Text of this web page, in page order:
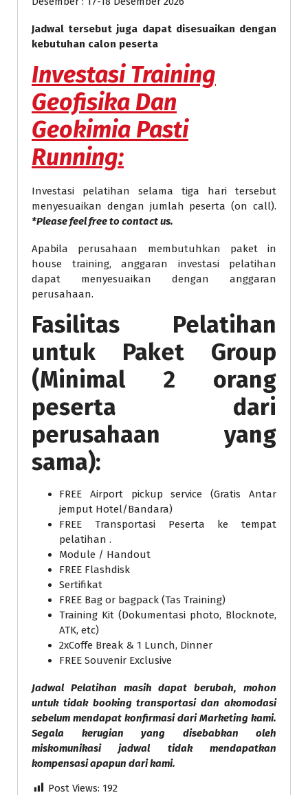
Jadwal tersebut juga dapat disesuaikan dengan
kebutuhan calon peserta
Investasi Training
Geofisika Dan
Geokimia Pasti
Running:
Investasi pelatihan selama tiga hari tersebut
menyesuaikan dengan jumlah peserta (on call).
*Please feel free to contact us.
Apabila perusahaan membutuhkan paket in
house training, anggaran investasi pelatihan
dapat menyesuaikan dengan anggaran
perusahaan.
Fasilitas Pelatihan
untuk Paket Group
(Minimal 2 orang
peserta dari
perusahaan yang
sama):
FREE Airport pickup service (Gratis Antar
jemput Hotel/Bandara)
FREE Transportasi Peserta ke tempat
pelatihan .
Module / Handout
FREE Flashdisk
Sertifikat
FREE Bag or bagpack (Tas Training)
Training Kit (Dokumentasi photo, Blocknote,
ATK, etc)
2xCoffe Break & 1 Lunch, Dinner
FREE Souvenir Exclusive
Jadwal Pelatihan masih dapat berubah, mohon
untuk tidak booking transportasi dan akomodasi
sebelum mendapat konfirmasi dari Marketing kami.
Segala kerugian yang disebabkan oleh
miskomunikasi jadwal tidak mendapatkan
kompensasi apapun dari kami.
Post Views: 192